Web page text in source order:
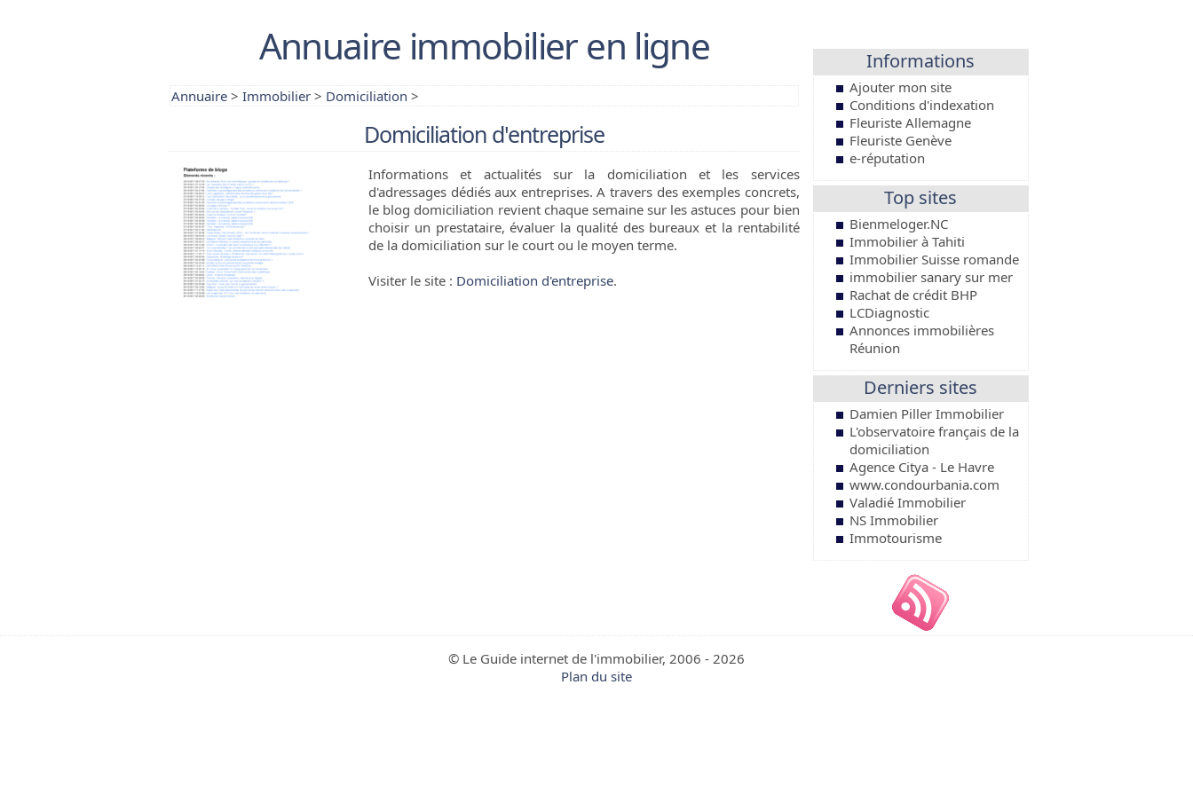
Annuaire immobilier en ligne
Annuaire > Immobilier > Domiciliation >
Domiciliation d'entreprise
Informations et actualités sur la domiciliation et les services
d'adressages dédiés aux entreprises. A travers des exemples concrets,
le blog domiciliation revient chaque semaine sur les astuces pour bien
choisir un prestataire, évaluer la qualité des bureaux et la rentabilité
de la domiciliation sur le court ou le moyen terme.
Visiter le site : Domiciliation d'entreprise.
Informations
Ajouter mon site
Conditions d'indexation
Fleuriste Allemagne
Fleuriste Genève
e-réputation
Top sites
Bienmeloger.NC
Immobilier à Tahiti
Immobilier Suisse romande
immobilier sanary sur mer
Rachat de crédit BHP
LCDiagnostic
Annonces immobilières
Réunion
Derniers sites
Damien Piller Immobilier
L'observatoire français de la
domiciliation
Agence Citya - Le Havre
www.condourbania.com
Valadié Immobilier
NS Immobilier
Immotourisme
© Le Guide internet de l'immobilier, 2006 - 2026
Plan du site